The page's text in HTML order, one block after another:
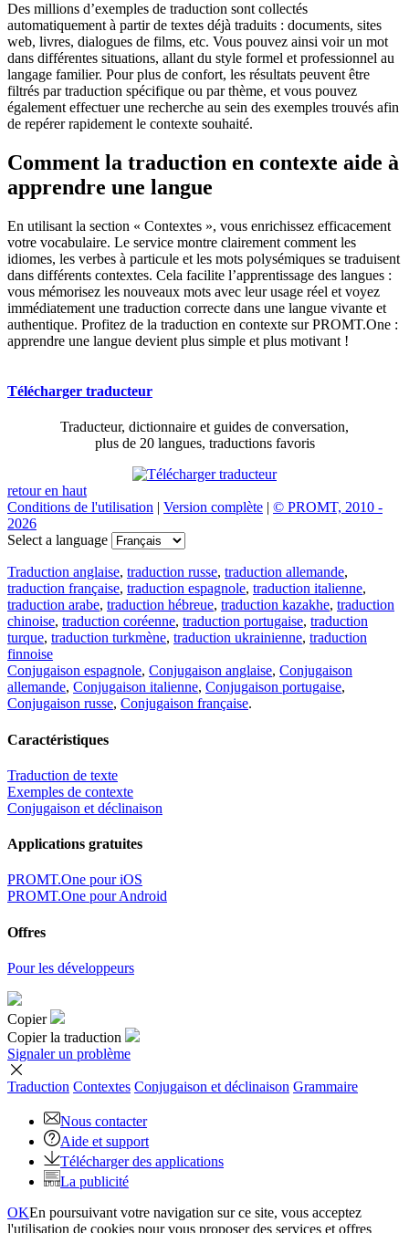
Des millions d’exemples de traduction sont collectés
automatiquement à partir de textes déjà traduits : documents, sites
web, livres, dialogues de films, etc. Vous pouvez ainsi voir un mot
dans différentes situations, allant du style formel et professionnel au
langage familier. Pour plus de confort, les résultats peuvent être
filtrés par traduction spécifique ou par thème, et vous pouvez
également effectuer une recherche au sein des exemples trouvés afin
de repérer rapidement le contexte souhaité.
Comment la traduction en contexte aide à
apprendre une langue
En utilisant la section « Contextes », vous enrichissez efficacement
votre vocabulaire. Le service montre clairement comment les
idiomes, les verbes à particule et les mots polysémiques se traduisent
dans différents contextes. Cela facilite l’apprentissage des langues :
vous mémorisez les nouveaux mots avec leur usage réel et voyez
immédiatement une traduction correcte dans une langue vivante et
authentique. Profitez de la traduction en contexte sur PROMT.One :
apprendre une langue devient plus simple et plus motivant !
Télécharger traducteur
Traducteur, dictionnaire et guides de conversation,
plus de 20 langues, traductions favoris
retour en haut
Conditions de l'utilisation | Version complète | © PROMT, 2010 -
2026
Select a language
Traduction anglaise, traduction russe, traduction allemande,
traduction française, traduction espagnole, traduction italienne,
traduction arabe, traduction hébreue, traduction kazakhe, traduction
chinoise, traduction coréenne, traduction portugaise, traduction
turque, traduction turkmène, traduction ukrainienne, traduction
finnoise
Conjugaison espagnole, Conjugaison anglaise, Conjugaison
allemande, Conjugaison italienne, Conjugaison portugaise,
Conjugaison russe, Conjugaison française.
Caractéristiques
Traduction de texte
Exemples de contexte
Conjugaison et déclinaison
Applications gratuites
PROMT.One pour iOS
PROMT.One pour Android
Offres
Pour les développeurs
Copier
Copier la traduction
Signaler un problème
Traduction Contextes Conjugaison et déclinaison Grammaire
Nous contacter
Aide et support
Télécharger des applications
La publicité
OKEn poursuivant votre navigation sur ce site, vous acceptez
l'utilisation de cookies pour vous proposer des services et offres